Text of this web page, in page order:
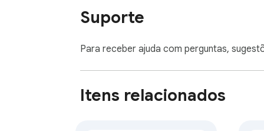
Suporte
Para receber ajuda com perguntas,
Itens relacionados